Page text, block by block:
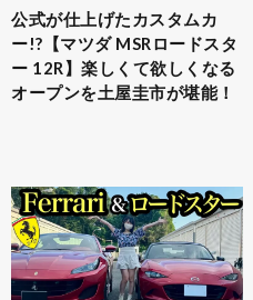
公式が仕上げたカスタムカ
ー!?【マツダ MSRロードスタ
ー 12R】楽しくて欲しくなる
オープンを土屋圭市が堪能！